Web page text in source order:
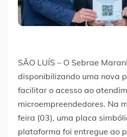
SÃO LUÍS – O Sebrae
disponibilizando uma nova
facilitar o acesso ao
microempreendedores. Na
feira (03), uma placa
plataforma foi entregue ao